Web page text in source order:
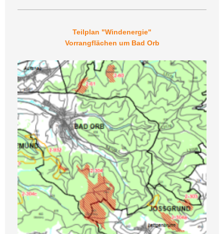
Teilplan "Windenergie"
Vorrangflächen um Bad Orb